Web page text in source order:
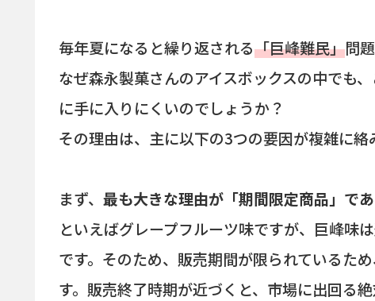
毎年夏になると繰り返される「巨峰難民」問題
なぜ森永製菓さんのアイスボックスの中でも
に手に入りにくいのでしょうか？
その理由は、主に以下の3つの要因が複雑に絡
まず、 最も大きな理由が「期間限定商品」で
といえばグレープフルーツ味ですが、巨峰味
です。そのため、販売期間が限られているた
す。販売終了時期が近づくと、市場に出回る